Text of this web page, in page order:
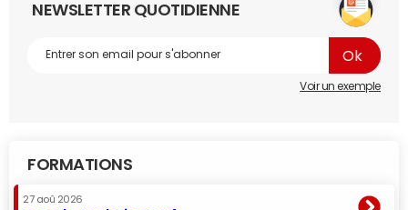
NEWSLETTER QUOTIDIENNE
Voir un exemple
FORMATIONS
27 aoû 2026